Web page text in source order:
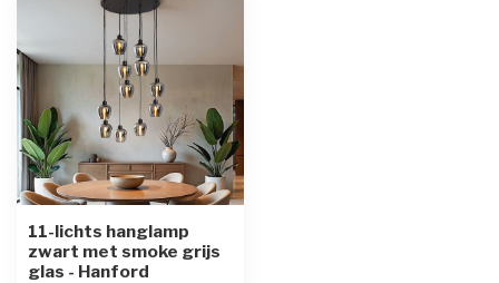
11-lichts hanglamp
zwart met smoke grijs
glas - Hanford